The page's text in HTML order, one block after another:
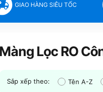
GIAO HÀNG SIÊU TỐC
Màng Lọc RO
Sắp xếp theo: Tên A-Z